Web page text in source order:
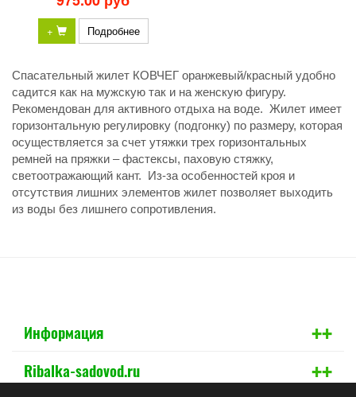
+ Подробнее
Спасательный жилет КОВЧЕГ оранжевый/красный удобно
садится как на мужскую так и на женскую фигуру.
Рекомендован для активного отдыха на воде. Жилет имеет
горизонтальную регулировку (подгонку) по размеру, которая
осуществляется за счет утяжки трех горизонтальных
ремней на пряжки – фастексы, паховую стяжку,
светоотражающий кант. Из-за особенностей кроя и
отсутствия лишних элементов жилет позволяет выходить
из воды без лишнего сопротивления.
Информация +
+
Ribalka-sadovod.ru +
+